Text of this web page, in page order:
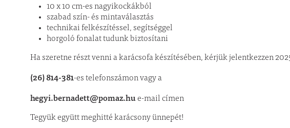
10 x 10 cm-es nagyikockákból
szabad szín- és mintaválasztás
technikai felkészítéssel, segítséggel
horgoló fonalat tudunk biztosítani
Ha szeretne részt venni a karácsofa készítésében, kérjük jelentkezzen
(26) 814-381-es telefonszámon vagy a
hegyi.bernadett@pomaz.hue-mail címen
Tegyük együtt meghitté karácsony ünnepét!